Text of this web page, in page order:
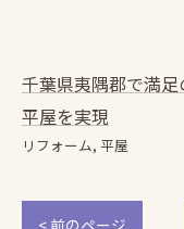
千葉県夷隅郡で満
平屋を実現
リフォーム 平屋
< 前のページ